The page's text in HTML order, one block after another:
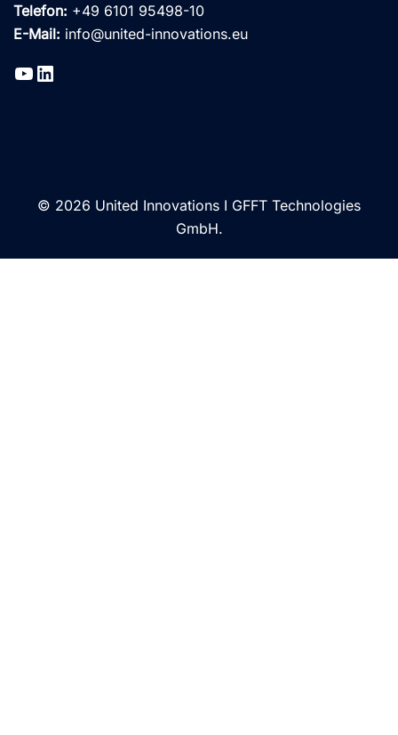
Telefon: +49 6101 95498-10
E-Mail: info@united-innovations.eu
© 2026 United Innovations I GFFT Technologies
GmbH.